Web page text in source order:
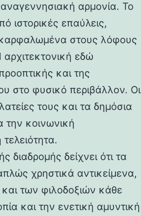
αρμονία. Το
ιστορικές επαύλεις,
στους λόφους
εδώ
και της
στο φυσικό περιβάλλον. Οι
τους και τα δημόσια
την κοινωνική
διαδρομής δείχνει ότι τα
χρηστικά αντικείμενα,
των φιλοδοξιών κάθε
και την ενετική αμυντική